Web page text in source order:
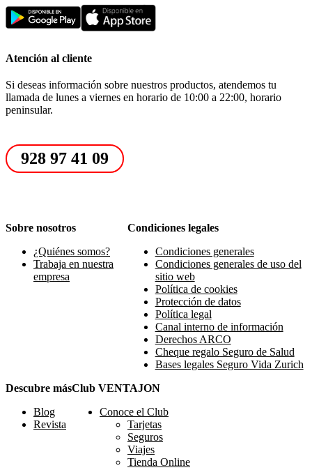
Atención al cliente
Si deseas información sobre nuestros productos, atendemos tu
llamada de lunes a viernes en horario de 10:00 a 22:00, horario
peninsular.
928 97 41 09
Sobre nosotros
¿Quiénes somos?
Trabaja en nuestra
empresa
Condiciones legales
Condiciones generales
Condiciones generales de uso del
sitio web
Política de cookies
Protección de datos
Política legal
Canal interno de información
Derechos ARCO
Cheque regalo Seguro de Salud
Bases legales Seguro Vida Zurich
Descubre más
Blog
Revista
Club VENTAJON
Conoce el Club
Tarjetas
Seguros
Viajes
Tienda Online